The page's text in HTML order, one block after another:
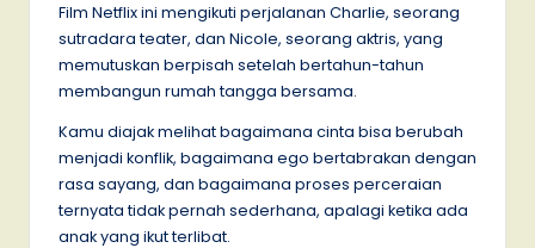
Film Netflix ini mengikuti perjalanan Charlie, seorang
sutradara teater, dan Nicole, seorang aktris, yang
memutuskan berpisah setelah bertahun-tahun
membangun rumah tangga bersama.
Kamu diajak melihat bagaimana cinta bisa berubah
menjadi konflik, bagaimana ego bertabrakan dengan
rasa sayang, dan bagaimana proses perceraian
ternyata tidak pernah sederhana, apalagi ketika ada
anak yang ikut terlibat.